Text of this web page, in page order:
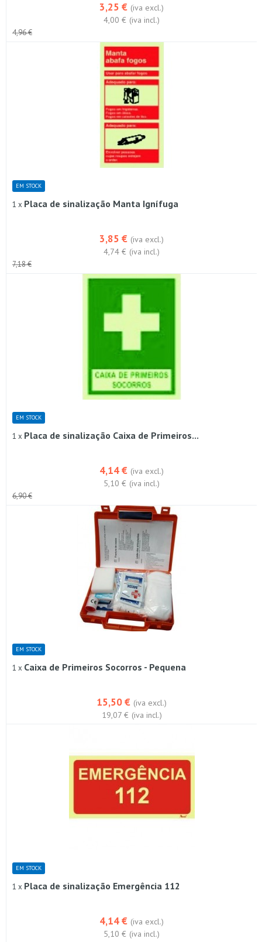
3,25 € (iva excl.)
4,00 € (iva incl.)
4,96 €
EM STOCK
1 x Placa de sinalização Manta Ignífuga
3,85 € (iva excl.)
4,74 € (iva incl.)
7,18 €
EM STOCK
1 x Placa de sinalização Caixa de Primeiros...
4,14 € (iva excl.)
5,10 € (iva incl.)
6,90 €
EM STOCK
1 x Caixa de Primeiros Socorros - Pequena
15,50 € (iva excl.)
19,07 € (iva incl.)
EM STOCK
1 x Placa de sinalização Emergência 112
4,14 € (iva excl.)
5,10 € (iva incl.)